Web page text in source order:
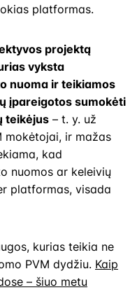
platformas.
projektą
vyksta
nuoma ir teikiamos
įpareigotos sumokėti
teikėjus – t. y. už
mokėtojai, ir mažas
kad
nuomos ar keleivių
platformas, visada
kurias teikia ne
PVM dydžiu. Kaip
– šiuo metu